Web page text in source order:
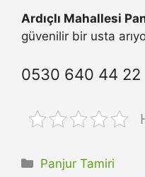
Ardıçlı Mahallesi
güvenilir bir usta
0530 640 44 22
Kategoriler
Panjur Tamiri